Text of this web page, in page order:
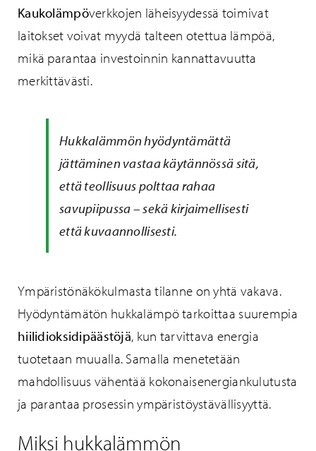
Kaukolämpöverkkojen läheisyydessä toimivat
laitokset voivat myydä talteen otettua lämpöä,
mikä parantaa investoinnin kannattavuutta
merkittävästi.
Hukkalämmön hyödyntämättä
jättäminen vastaa käytännössä sitä,
että teollisuus polttaa rahaa
savupiipussa – sekä kirjaimellisesti
että kuvaannollisesti.
Ympäristönäkökulmasta tilanne on yhtä vakava.
Hyödyntämätön hukkalämpö tarkoittaa suurempia
hiilidioksidipäästöjä, kun tarvittava energia
tuotetaan muualla. Samalla menetetään
mahdollisuus vähentää kokonaisenergiankulutusta
ja parantaa prosessin ympäristöystävällisyyttä.
Miksi hukkalämmön